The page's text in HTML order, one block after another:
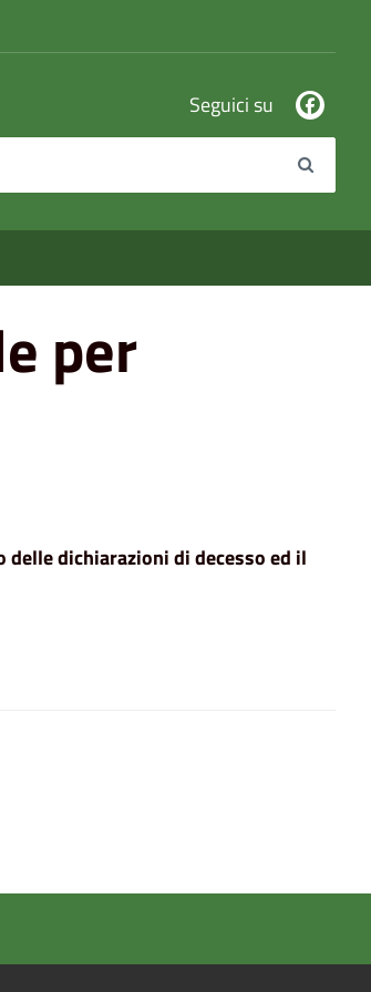
Seguici su
per
delle dichiarazioni di decesso ed il